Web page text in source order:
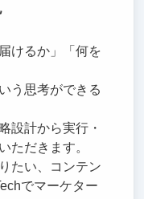
けるか」「何を
う思考ができる
設計から実行・
ただきます。
たい、コンテン
でマーケター